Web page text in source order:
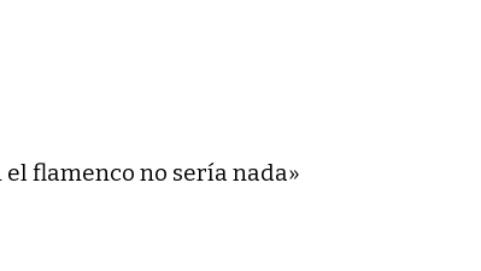
flamenco no sería nada»